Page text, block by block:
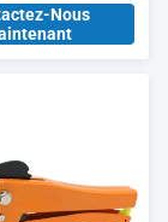
pompe
mise à jour
Nous